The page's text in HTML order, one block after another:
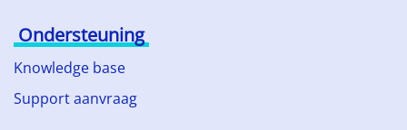
Ondersteuning
Knowledge base
Support aanvraag